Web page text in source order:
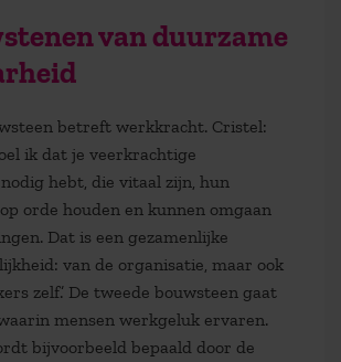
van duurzame
betreft werkkracht. Cristel:
ik dat je veerkrachtige
hebt, die vitaal zijn, hun
orde houden en kunnen omgaan
Dat is een gezamenlijke
van de organisatie, maar ook
zelf.’ De tweede bouwsteen gaat
mensen werkgeluk ervaren.
bijvoorbeeld bepaald door de